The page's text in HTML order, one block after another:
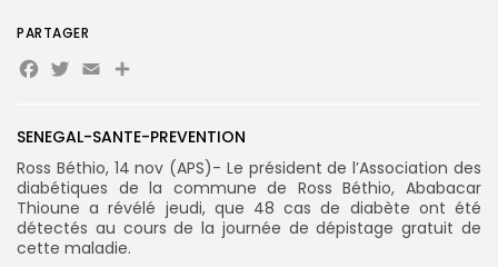
SENEGAL-SANTE-PREVENTION
Ross Béthio, 14 nov (APS)- Le président de l’Association des
diabétiques de la commune de Ross Béthio, Ababacar
Thioune a révélé jeudi, que 48 cas de diabète ont été
détectés au cours de la journée de dépistage gratuit de
cette maladie.
PARTAGER
Facebook
Twitter
EmailPartager